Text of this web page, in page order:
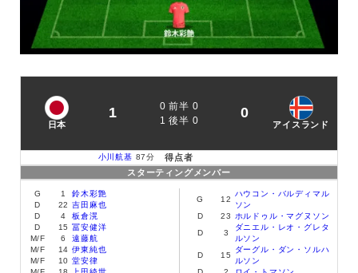
日本
1
0 前半 0
1 後半 0
0
アイスランド
小川航基 87分
得点者
スターティングメンバー
G 1
鈴木彩艶
D
22 吉田麻也
D
4
板倉滉
D
15 冨安健洋
M/F 6
遠藤航
M/F 14 伊東純也
M/F 10 堂安律
G 12
ハウコン・バルディマル
ソン
D
23
ホルドゥル・マグヌソン
D
3
ダニエル・レオ・グレタ
ルソン
D
15
ダーグル・ダン・ソルハ
ルソン